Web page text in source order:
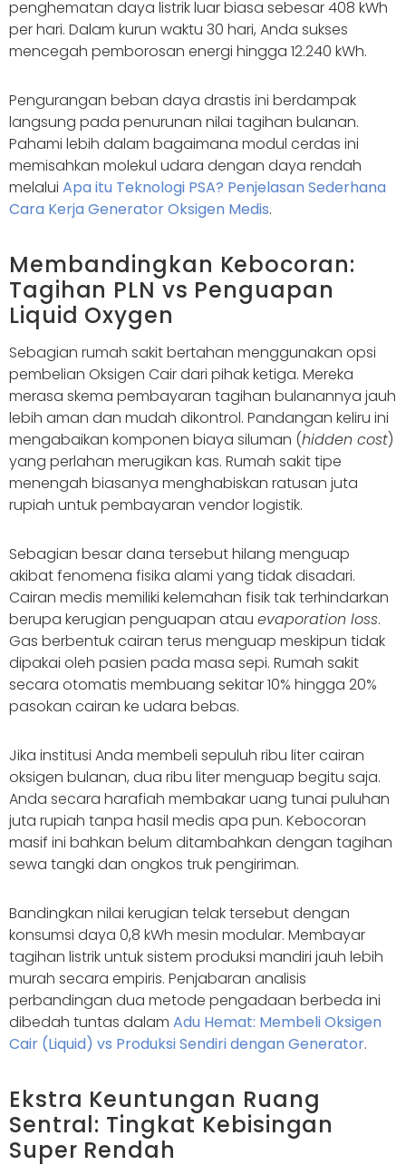
penghematan daya listrik luar biasa sebesar 408 kWh
per hari. Dalam kurun waktu 30 hari, Anda sukses
mencegah pemborosan energi hingga 12.240 kWh.
Pengurangan beban daya drastis ini berdampak
langsung pada penurunan nilai tagihan bulanan.
Pahami lebih dalam bagaimana modul cerdas ini
memisahkan molekul udara dengan daya rendah
melalui Apa itu Teknologi PSA? Penjelasan Sederhana
Cara Kerja Generator Oksigen Medis.
Membandingkan Kebocoran:
Tagihan PLN vs Penguapan
Liquid Oxygen
Sebagian rumah sakit bertahan menggunakan opsi
pembelian Oksigen Cair dari pihak ketiga. Mereka
merasa skema pembayaran tagihan bulanannya jauh
lebih aman dan mudah dikontrol. Pandangan keliru ini
mengabaikan komponen biaya siluman (hidden cost)
yang perlahan merugikan kas. Rumah sakit tipe
menengah biasanya menghabiskan ratusan juta
rupiah untuk pembayaran vendor logistik.
Sebagian besar dana tersebut hilang menguap
akibat fenomena fisika alami yang tidak disadari.
Cairan medis memiliki kelemahan fisik tak terhindarkan
berupa kerugian penguapan atau evaporation loss.
Gas berbentuk cairan terus menguap meskipun tidak
dipakai oleh pasien pada masa sepi. Rumah sakit
secara otomatis membuang sekitar 10% hingga 20%
pasokan cairan ke udara bebas.
Jika institusi Anda membeli sepuluh ribu liter cairan
oksigen bulanan, dua ribu liter menguap begitu saja.
Anda secara harafiah membakar uang tunai puluhan
juta rupiah tanpa hasil medis apa pun. Kebocoran
masif ini bahkan belum ditambahkan dengan tagihan
sewa tangki dan ongkos truk pengiriman.
Bandingkan nilai kerugian telak tersebut dengan
konsumsi daya 0,8 kWh mesin modular. Membayar
tagihan listrik untuk sistem produksi mandiri jauh lebih
murah secara empiris. Penjabaran analisis
perbandingan dua metode pengadaan berbeda ini
dibedah tuntas dalam Adu Hemat: Membeli Oksigen
Cair (Liquid) vs Produksi Sendiri dengan Generator.
Ekstra Keuntungan Ruang
Sentral: Tingkat Kebisingan
Super Rendah